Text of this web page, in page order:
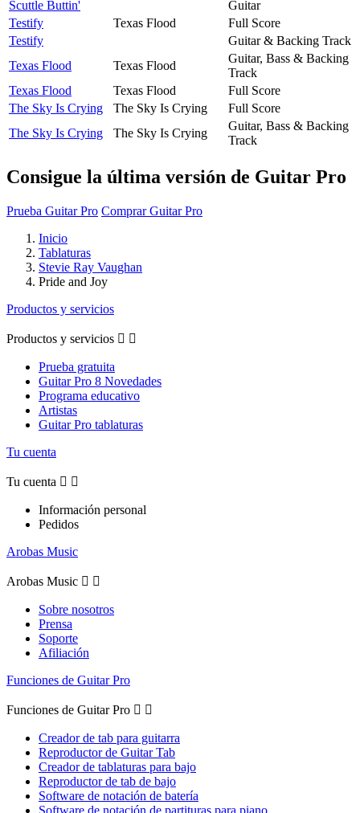
Scuttle Buttin'
Guitar
Testify
Texas Flood
Full Score
Testify
Guitar & Backing Track
Texas Flood
Texas Flood
Guitar, Bass & Backing
Track
Texas Flood
Texas Flood
Full Score
The Sky Is Crying
The Sky Is Crying
Full Score
The Sky Is Crying
The Sky Is Crying
Guitar, Bass & Backing
Track
Consigue la última versión de Guitar Pro
Prueba Guitar Pro Comprar Guitar Pro
Inicio
Tablaturas
Stevie Ray Vaughan
Pride and Joy
Productos y servicios
Productos y servicios  
Prueba gratuita
Guitar Pro 8 Novedades
Programa educativo
Artistas
Guitar Pro tablaturas
Tu cuenta
Tu cuenta  
Información personal
Pedidos
Arobas Music
Arobas Music  
Sobre nosotros
Prensa
Soporte
Afiliación
Funciones de Guitar Pro
Funciones de Guitar Pro  
Creador de tab para guitarra
Reproductor de Guitar Tab
Creador de tablaturas para bajo
Reproductor de tab de bajo
Software de notación de batería
Software de notación de partituras para piano